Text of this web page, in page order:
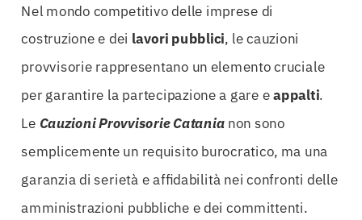
Nel mondo competitivo delle imprese di
costruzione e dei lavori pubblici, le cauzioni
provvisorie rappresentano un elemento cruciale
per garantire la partecipazione a gare eappalti.
Le Cauzioni Provvisorie Catania non sono
semplicemente un requisito burocratico, ma una
garanzia di serietà e affidabilità nei confronti delle
amministrazioni pubbliche e dei committenti.